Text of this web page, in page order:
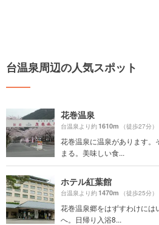
台温泉周辺の人気スポット
花巻温泉
台温泉より約1610m （徒歩27分）
花巻温泉に温泉があります。
まる。美味しい食...
ホテル紅葉館
台温泉より約1470m （徒歩25分）
花巻温泉郷をはずすわけには
へ。日帰り入浴8...